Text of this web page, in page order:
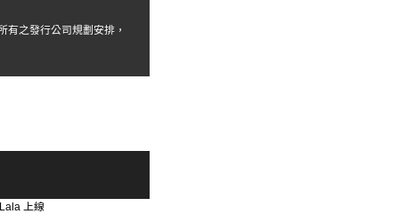
之發行公司規劃安排，
上線